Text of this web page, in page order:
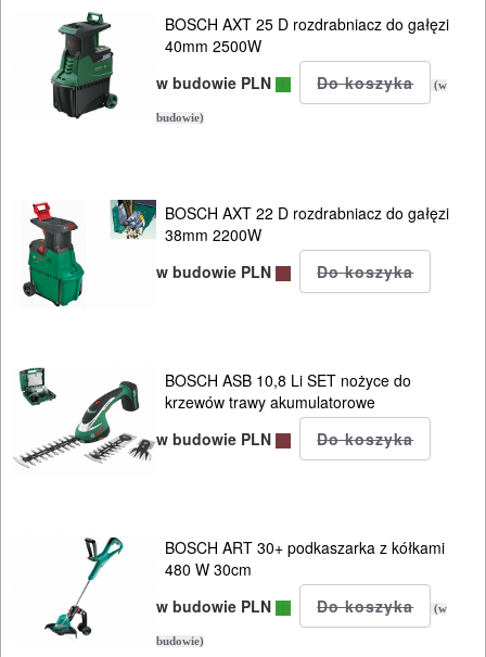
BOSCH AXT 25 D rozdrabniacz do gałęzi
40mm 2500W
w budowie PLN
(w
budowie)
BOSCH AXT 22 D rozdrabniacz do gałęzi
38mm 2200W
w budowie PLN
BOSCH ASB 10,8 Li SET nożyce do
krzewów trawy akumulatorowe
w budowie PLN
BOSCH ART 30+ podkaszarka z kółkami
480 W 30cm
w budowie PLN
(w
budowie)